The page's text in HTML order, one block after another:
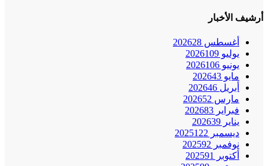
أرشيف الأخبار
أغسطس 2026 28
يوليو 2026 109
يونيو 2026 106
مايو 2026 43
أبريل 2026 46
مارس 2026 52
فبراير 2026 83
يناير 2026 39
ديسمبر 2025 122
نوفمبر 2025 92
أكتوبر 2025
91